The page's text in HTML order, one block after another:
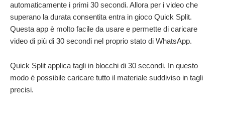
automaticamente i primi 30 secondi. Allora per i video che
superano la durata consentita entra in gioco Quick Split.
Questa app è molto facile da usare e permette di caricare
video di più di 30 secondi nel proprio stato di WhatsApp.
Quick Split applica tagli in blocchi di 30 secondi. In questo
modo è possibile caricare tutto il materiale suddiviso in tagli
precisi.